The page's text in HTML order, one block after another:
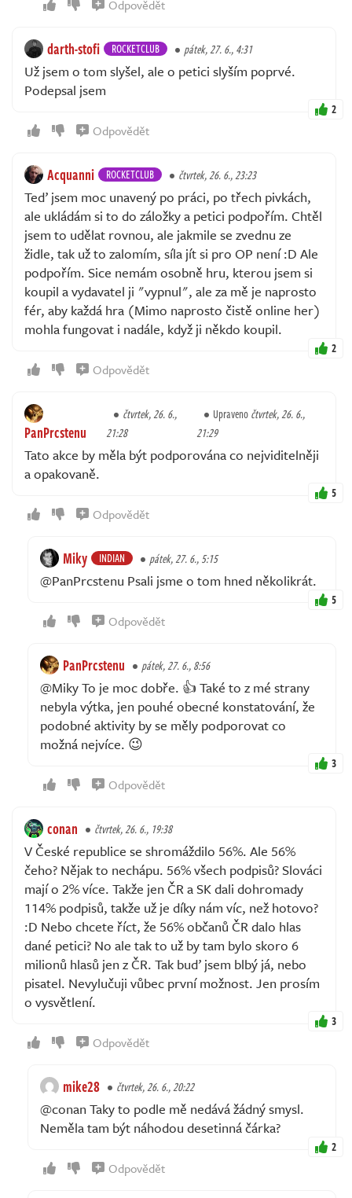
Odpovědět
darth-stofi ROCKETCLUB pátek, 27. 6., 4:31
Už jsem o tom slyšel, ale o petici slyším poprvé.
Podepsal jsem
2
Odpovědět
Acquanni ROCKETCLUB čtvrtek, 26. 6., 23:23
Teď jsem moc unavený po práci, po třech pivkách,
ale ukládám si to do záložky a petici podpořím. Chtěl
jsem to udělat rovnou, ale jakmile se zvednu ze
židle, tak už to zalomím, síla jít si pro OP není :D Ale
podpořím. Sice nemám osobně hru, kterou jsem si
koupil a vydavatel ji "vypnul", ale za mě je naprosto
fér, aby každá hra (Mimo naprosto čistě online her)
mohla fungovat i nadále, když ji někdo koupil.
2
Odpovědět
PanPrcstenu
čtvrtek, 26. 6.,
21:28
Upravenočtvrtek, 26. 6.,
21:29
Tato akce by měla být podporována co nejviditelněji
a opakovaně.
5
Odpovědět
Miky INDIAN pátek, 27. 6., 5:15
@PanPrcstenu Psali jsme o tom hned několikrát.
5
Odpovědět
PanPrcstenu pátek, 27. 6., 8:56
@Miky To je moc dobře. 👍 Také to z mé strany
nebyla výtka, jen pouhé obecné konstatování, že
podobné aktivity by se měly podporovat co
možná nejvíce. 😉
3
Odpovědět
conan čtvrtek, 26. 6., 19:38
V České republice se shromáždilo 56%. Ale 56%
čeho? Nějak to nechápu. 56% všech podpisů? Slováci
mají o 2% více. Takže jen ČR a SK dali dohromady
114% podpisů, takže už je díky nám víc, než hotovo?
:D Nebo chcete říct, že 56% občanů ČR dalo hlas
dané petici? No ale tak to už by tam bylo skoro 6
milionů hlasů jen z ČR. Tak buď jsem blbý já, nebo
pisatel. Nevylučuji vůbec první možnost. Jen prosím
o vysvětlení.
3
Odpovědět
mike28 čtvrtek, 26. 6., 20:22
@conan Taky to podle mě nedává žádný smysl.
Neměla tam být náhodou desetinná čárka?
2
Odpovědět